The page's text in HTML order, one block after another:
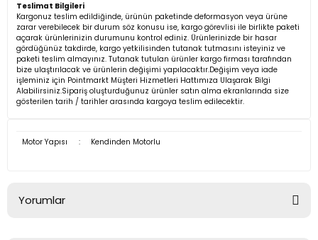
Teslimat Bilgileri
Kargonuz teslim edildiğinde, ürünün paketinde deformasyon veya ürüne
zarar verebilecek bir durum söz konusu ise, kargo görevlisi ile birlikte paketi
açarak ürünlerinizin durumunu kontrol ediniz. Ürünlerinizde bir hasar
gördüğünüz takdirde, kargo yetkilisinden tutanak tutmasını isteyiniz ve
paketi teslim almayınız. Tutanak tutulan ürünler kargo firması tarafından
bize ulaştırılacak ve ürünlerin değişimi yapılacaktır.Değişim veya iade
işleminiz için Pointmarkt Müşteri Hizmetleri Hattımıza Ulaşarak Bilgi
Alabilirsiniz.Sipariş oluşturduğunuz ürünler satın alma ekranlarında size
gösterilen tarih / tarihler arasında kargoya teslim edilecektir.
Motor Yapısı : Kendinden Motorlu
Yorumlar